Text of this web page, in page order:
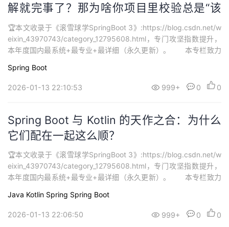
学
堂
的
程
我
认
证
的
实
验
我
的
收
持
我
技
支
持
的
声
建
议
解就完事了？那为啥你项目里校验总是“该
炸不炸、不该炸乱炸”？
🏆本文收录于《滚雪球学SpringBoot 3》:https://blog.csdn.net/w
eixin_43970743/category_12795608.html，专门攻坚指数提升，
本年度国内最系统+最专业+最详细（永久更新）。 本专栏致力
网独家首发，打造精品专栏，专栏持续更新中…欢迎大家订阅持续学
习。...
Spring Boot
2026-01-13 22:10:53 999+ 0 0
Spring Boot 与 Kotlin 的天作之合：为什么
它们配在一起这么顺？
🏆本文收录于《滚雪球学SpringBoot 3》:https://blog.csdn.net/w
eixin_43970743/category_12795608.html，专门攻坚指数提升，
本年度国内最系统+最专业+最详细（永久更新）。 本专栏致力
网独家首发，打造精品专栏，专栏持续更新中…欢迎大家订阅持续学
习。...
Java Kotlin Spring Spring Boot
2026-01-13 22:06:50 999+ 0 0